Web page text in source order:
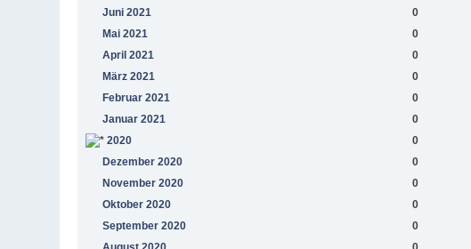
Juni 2021
0
Mai 2021
0
April 2021
0
März 2021
0
Februar 2021
0
Januar 2021
0
2020
0
Dezember 2020
0
November 2020
0
Oktober 2020
0
September 2020
0